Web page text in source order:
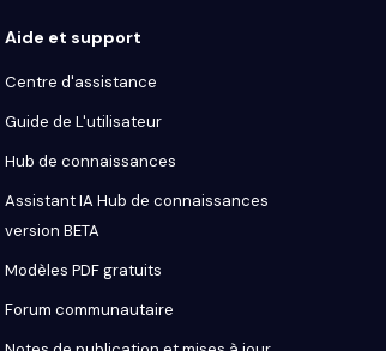
Aide et support
Centre d'assistance
Guide de L'utilisateur
Hub de connaissances
Assistant IA Hub de connaissances
version BETA
Modèles PDF gratuits
Forum communautaire